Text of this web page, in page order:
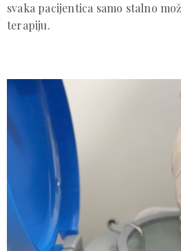
svaka pacijentica samo stalno
terapiju.